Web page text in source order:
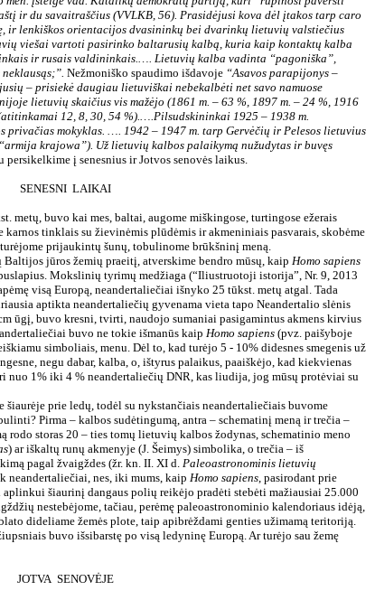
ir du savaitraščius (VVLKB, 56). Prasidėjusi kova dėl įtakos tarp caro
ir lenkiškos orientacijos dvasininkų bei dvarinkų lietuvių valstiečius
viešai vartoti pasirinko baltarusių kalbą, kuria kaip kontaktų kalba
ir rusais valdininkais.…. Lietuvių kalba vadinta “pagoniška”,
Nežmoniško spaudimo išdavoje “Asavos parapijonys –
– prisiekė daugiau lietuviškai nebekalbėti net savo namuose
lietuvių skaičius vis mažėjo (1861 m. – 63 %, 1897 m. – 24 %, 1916
12, 8, 30, 54 %).….Pilsudskininkai 1925 – 1938 m.
privačias mokyklas. …. 1942 – 1947 m. tarp Gervėčių ir Pelesos lietuvius
krajowa”). Už lietuvių kalbos palaikymą nužudytas ir buvęs
persikelkime į senesnius ir Jotvos senovės laikus.
SENESNI LAIKAI
metų, buvo kai mes, baltai, augome miškingose, turtingose ežerais
karnos tinklais su žievinėmis plūdėmis ir akmeniniais pasvarais, skobėme
prijaukintų šunų, tobulinome brūkšninį meną.
jūros žemių praeitį, atverskime bendro mūsų, kaip Homo sapiens
Mokslinių tyrimų medžiaga (“Iliustruotoji istorija”, Nr. 9, 2013
visą Europą, neandertaliečiai išnyko 25 tūkst. metų atgal. Tada
aptikta neandertaliečių gyvenama vieta tapo Neandertalio slėnis
ūgį, buvo kresni, tvirti, naudojo sumaniai pasigamintus akmens kirvius
buvo ne tokie išmanūs kaip Homo sapiens(pvz. paišyboje
simboliais, menu. Dėl to, kad turėjo 5 - 10% didesnes smegenis už
negu dabar, kalba, o, ištyrus palaikus, paaiškėjo, kad kiekvienas
nuo 1% iki 4 % neandertaliečių DNR, kas liudija, jog mūsų protėviai su
prie ledų, todėl su nykstančiais neandertaliečiais buvome
Pirma – kalbos sudėtingumą, antra – schematinį meną ir trečia –
rodo storas 20 – ties tomų lietuvių kalbos žodynas, schematinio meno
) ar iškaltų runų akmenyje (J. Šeimys) simbolika, o trečia – iš
pagal žvaigždes (žr. kn. II. XI d. Paleoastronominis lietuvių
nes, iki mums, kaip Homo sapiens, pasirodant prie
šiaurinį dangaus polių reikėjo pradėti stebėti mažiausiai 25.000
nestebėjome, tačiau, perėmę paleoastronominio kalendoriaus idėją,
dideliame žemės plote, taip apibrėždami genties užimamą teritoriją.
buvo išsibarstę po visą ledyninę Europą. Ar turėjo sau žemę
JOTVA SENOVĖJE